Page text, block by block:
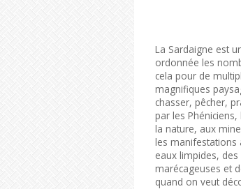
La Sardaigne est
ordonnée les
cela pour de
magnifiques
chasser, pêcher,
par les
la nature, aux
les manifestations
eaux limpides,
marécageuses et
quand on veut